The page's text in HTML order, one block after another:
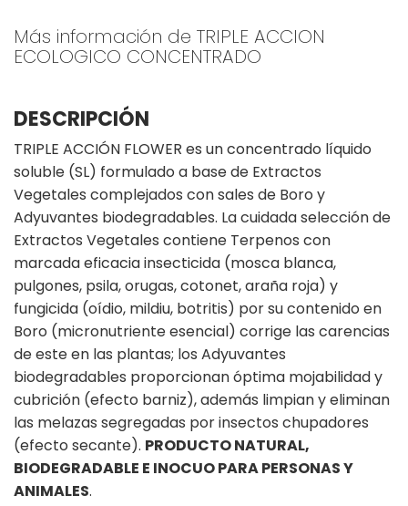
Más información de TRIPLE ACCION
ECOLOGICO CONCENTRADO
DESCRIPCIÓN
TRIPLE ACCIÓN FLOWER es un concentrado líquido
soluble (SL) formulado a base de Extractos
Vegetales complejados con sales de Boro y
Adyuvantes biodegradables. La cuidada selección de
Extractos Vegetales contiene Terpenos con
marcada eficacia insecticida (mosca blanca,
pulgones, psila, orugas, cotonet, araña roja) y
fungicida (oídio, mildiu, botritis) por su contenido en
Boro (micronutriente esencial) corrige las carencias
de este en las plantas; los Adyuvantes
biodegradables proporcionan óptima mojabilidad y
cubrición (efecto barniz), además limpian y eliminan
las melazas segregadas por insectos chupadores
(efecto secante). PRODUCTO NATURAL,
BIODEGRADABLE E INOCUO PARA PERSONAS Y
ANIMALES.